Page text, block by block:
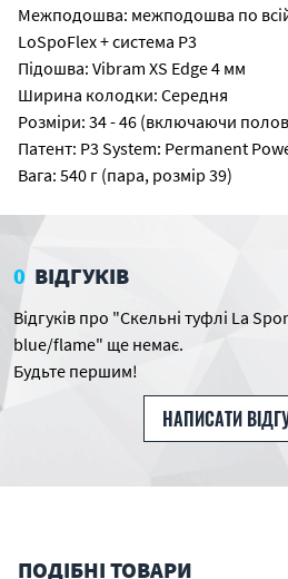
Межподошва: межподошва по
LoSpoFlex + система P3
Підошва: Vibram XS Edge 4 мм
Ширина колодки: Середня
Розміри: 34 - 46 (включаючи
Патент: P3 System: Permanent
Вага: 540 г (пара, розмір 39)
0 ВІДГУКІВ
Відгуків про "Скельні туфлі La
blue/flame" ще немає.
Будьте першим!
НАПИСАТИ
ПОДІБНІ ТОВАРИ